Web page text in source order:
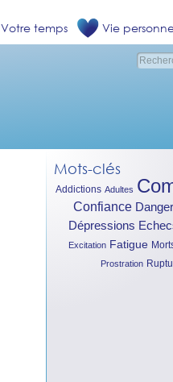
Votre temps Vie
Mots-clés
Addictions Adultes
Confiance
Dépressions
Excitation Fatigue
Prostration